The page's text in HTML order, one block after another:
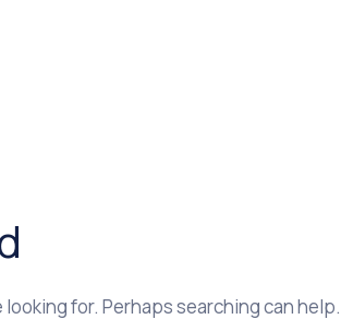
looking for. Perhaps searching can help.